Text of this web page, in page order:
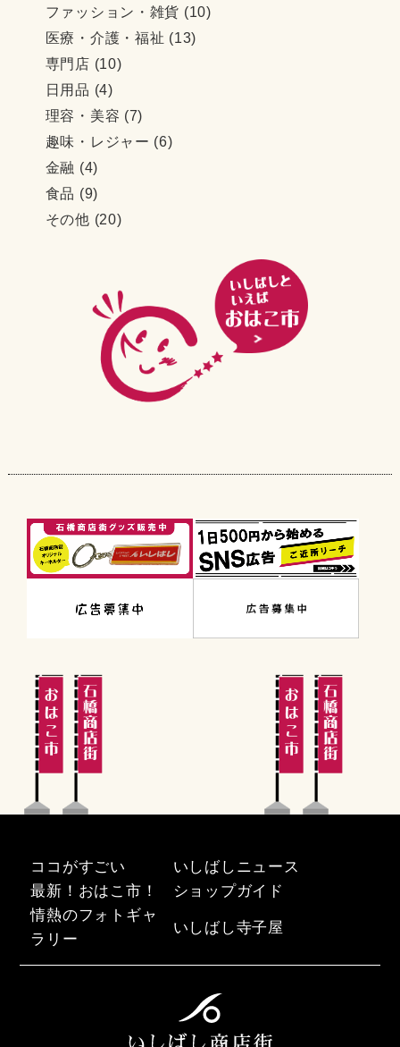
ファッション・雑貨 (10)
医療・介護・福祉 (13)
専門店 (10)
日用品 (4)
理容・美容 (7)
趣味・レジャー (6)
金融 (4)
食品 (9)
その他 (20)
ココがすごい
いしばしニュース
最新！おはこ市！
ショップガイド
情熱のフォトギャ
ラリー
いしばし寺子屋